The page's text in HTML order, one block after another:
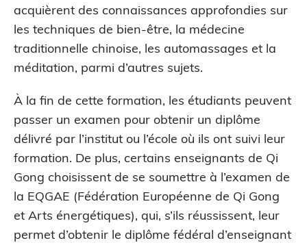
acquièrent des connaissances approfondies sur
les techniques de bien-être, la médecine
traditionnelle chinoise, les automassages et la
méditation, parmi d’autres sujets.
À la fin de cette formation, les étudiants peuvent
passer un examen pour obtenir un diplôme
délivré par l’institut ou l’école où ils ont suivi leur
formation. De plus, certains enseignants de Qi
Gong choisissent de se soumettre à l’examen de
la EQGAE (Fédération Européenne de Qi Gong
et Arts énergétiques), qui, s’ils réussissent, leur
permet d’obtenir le diplôme fédéral d’enseignant